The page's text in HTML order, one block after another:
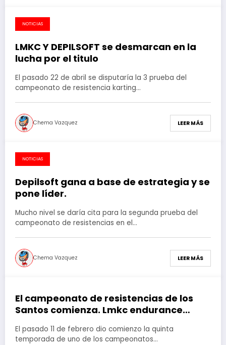
23 de abril de 2018
NOTICIAS
LMKC Y DEPILSOFT se desmarcan en la
lucha por el titulo
El pasado 22 de abril se disputaría la 3 prueba del
campeonato de resistencia karting…
Chema Vazquez LEER MÁS
20 de marzo de 2018
NOTICIAS
Depilsoft gana a base de estrategia y se
pone líder.
Mucho nivel se daría cita para la segunda prueba del
campeonato de resistencias en el…
Chema Vazquez LEER MÁS
21 de febrero de 2018
El campeonato de resistencias de los
Santos comienza. Lmkc endurance
El pasado 11 de febrero dio comienzo la quinta
temporada de uno de los campeonatos…